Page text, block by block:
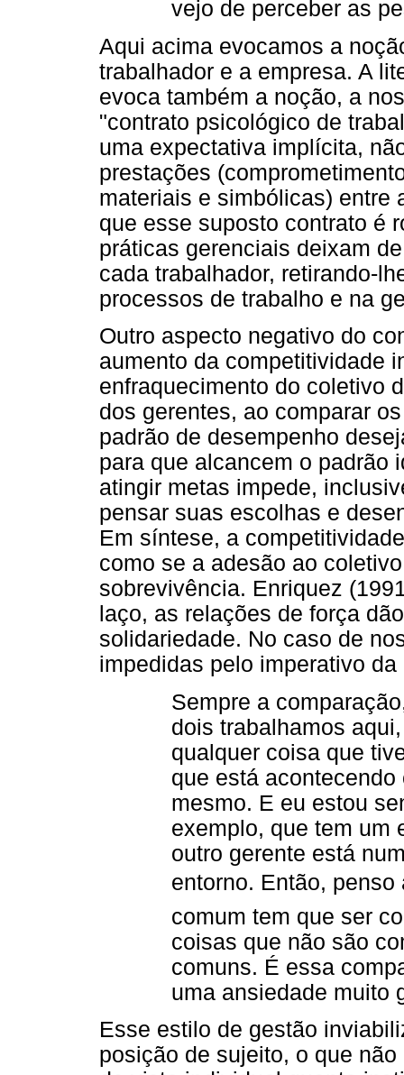
vejo de perceber as
Aqui acima evocamos a
trabalhador e a empresa. A
evoca também a noção, a
"contrato psicológico de
uma expectativa implícita,
prestações
materiais e simbólicas) entre
que esse suposto contrato é
práticas gerenciais deixam
cada trabalhador, retirando-
processos de trabalho e na
Outro aspecto negativo do
aumento da competitividade
enfraquecimento do coletivo
dos gerentes, ao comparar
padrão de desempenho
para que alcancem o padrão
atingir metas impede,
pensar suas escolhas e
Em síntese, a
como se a adesão ao
sobrevivência. Enriquez
laço, as relações de força
solidariedade. No caso de
impedidas pelo imperativo
Sempre a
dois trabalhamos
qualquer coisa que
que está
mesmo. E eu estou
exemplo, que tem um
outro gerente está
entorno. Então, penso
comum tem que ser
coisas que não são
comuns. É essa
uma ansiedade muito
Esse estilo de gestão
posição de sujeito, o que